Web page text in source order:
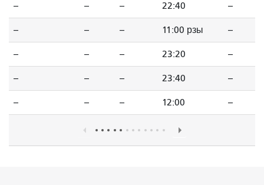
-- -- -- 22:40 --
-- -- -- 11:00 рзы --
-- -- -- 23:20 --
-- -- -- 23:40 --
-- -- -- 12:00 --